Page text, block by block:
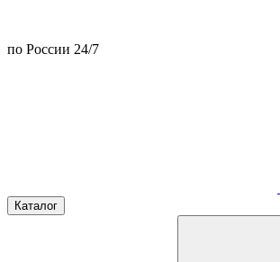
по России 24/7
Каталог